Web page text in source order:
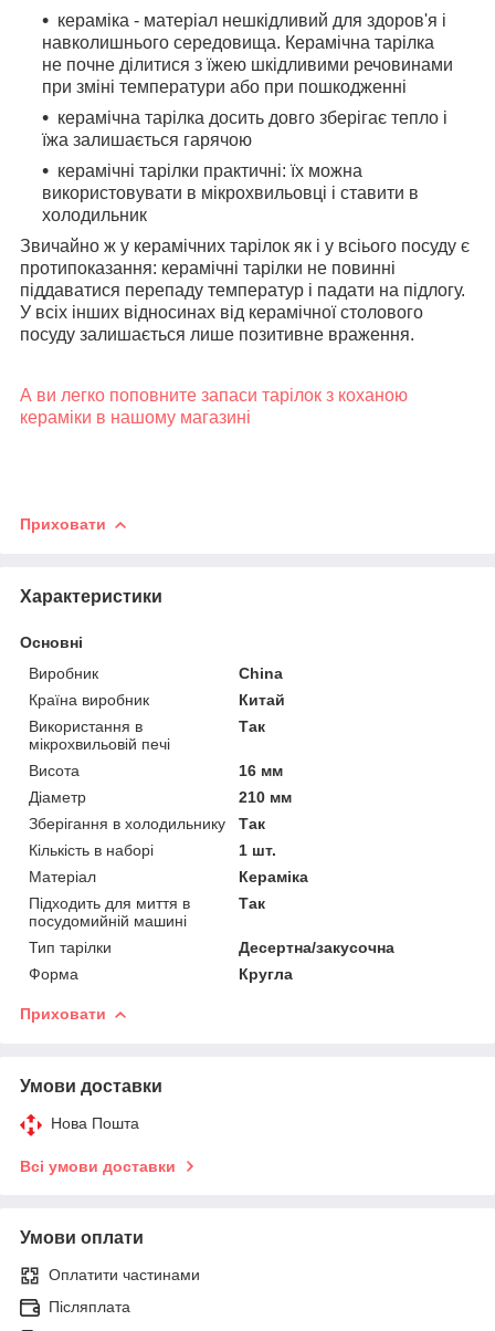
кераміка - матеріал нешкідливий для здоров'я і
навколишнього середовища. Керамічна тарілка
не почне ділитися з їжею шкідливими речовинами
при зміні температури або при пошкодженні
керамічна тарілка досить довго зберігає тепло і
їжа залишається гарячою
керамічні тарілки практичні: їх можна
використовувати в мікрохвильовці і ставити в
холодильник
Звичайно ж у керамічних тарілок як і у всіього посуду є
протипоказання: керамічні тарілки не повинні
піддаватися перепаду температур і падати на підлогу.
У всіх інших відносинах від керамічної столового
посуду залишається лише позитивне враження.
А ви легко поповните запаси тарілок з коханою
кераміки в нашому магазині
Приховати
Характеристики
Основні
Виробник
China
Країна виробник
Китай
Використання в
мікрохвильовій печі
Так
Висота
16 мм
Діаметр
210 мм
Зберігання в холодильнику
Так
Кількість в наборі
1 шт.
Матеріал
Кераміка
Підходить для миття в
посудомийній машині
Так
Тип тарілки
Десертна/закусочна
Форма
Кругла
Приховати
Умови доставки
Нова Пошта
Всі умови доставки
Умови оплати
Оплатити частинами
Післяплата